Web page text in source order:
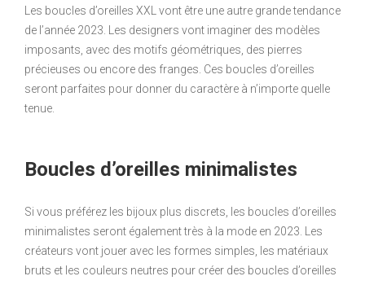
Les boucles d’oreilles XXL vont être une autre grande tendance
de l’année 2023. Les designers vont imaginer des modèles
imposants, avec des motifs géométriques, des pierres
précieuses ou encore des franges. Ces boucles d’oreilles
seront parfaites pour donner du caractère à n’importe quelle
tenue.
Boucles d’oreilles minimalistes
Si vous préférez les bijoux plus discrets, les boucles d’oreilles
minimalistes seront également très à la mode en 2023. Les
créateurs vont jouer avec les formes simples, les matériaux
bruts et les couleurs neutres pour créer des boucles d’oreilles